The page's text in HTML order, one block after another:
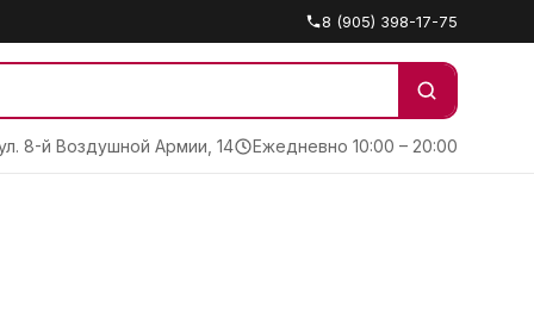
8 (905) 398-17-75
8-й Воздушной Армии, 14 Ежедневно 10:00 – 20:00